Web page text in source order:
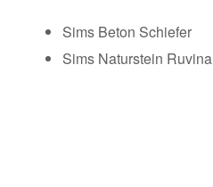
Sims Beton Schiefer
Sims Naturstein Ruvina